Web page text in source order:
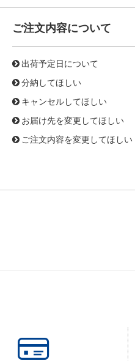
ご注文内容について
出荷予定日について
分納してほしい
キャンセルしてほしい
お届け先を変更してほしい
ご注文内容を変更してほしい